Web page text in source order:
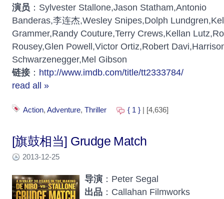
演员 ：Sylvester Stallone,Jason Statham,Antonio
Banderas,李连杰,Wesley Snipes,Dolph
Grammer,Randy Couture,Terry Crews,Kellan
Rousey,Glen Powell,Victor Ortiz,Robert
Schwarzenegger,Mel Gibson
链接 ： http://www.imdb.com/title/tt2333784/
read all »
Action, Adventure, Thriller { 1 } | [4,636]
[旗鼓相当] Grudge Match
2013-12-25
导演 ：Peter Segal
出品 ：Callahan Filmworks